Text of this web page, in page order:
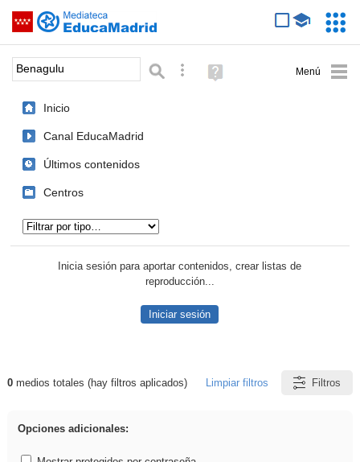
Saltar navegación
Palabra o frase: Búsqueda avanzada
Ayuda
(en
Inicio
Canal EducaMadrid
Últimos contenidos
Centros
Inicia sesión para aportar contenidos, crear listas de
reproducción...
Iniciar sesión
Resultados de: Benagulu
0medios totales (hay filtros aplicados) Limpiar filtros Filtros
Opciones adicionales: